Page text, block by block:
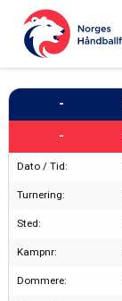
-
-
Dato / Tid:
Turnering:
Sted:
Kampnr:
Dommere: